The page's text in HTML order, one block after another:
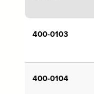
400-0103
400-0104